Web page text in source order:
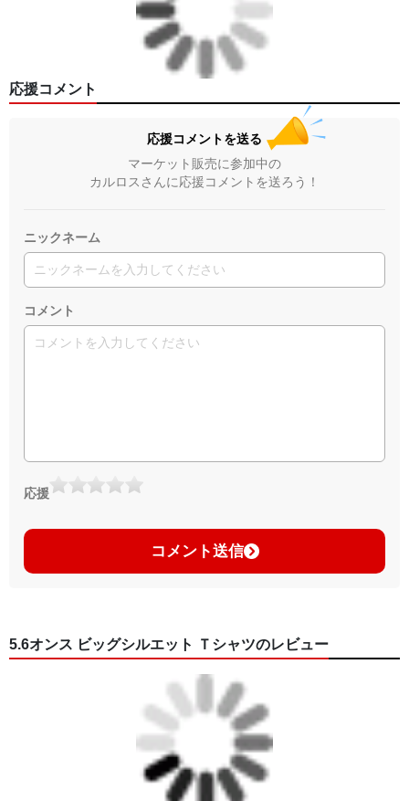
応援コメント
応援コメントを送る
マーケット販売に参加中の
カルロスさんに応援コメントを送ろう！
ニックネーム
コメント
応援
コメント送信
5.6オンス ビッグシルエット Ｔシャツのレビュー